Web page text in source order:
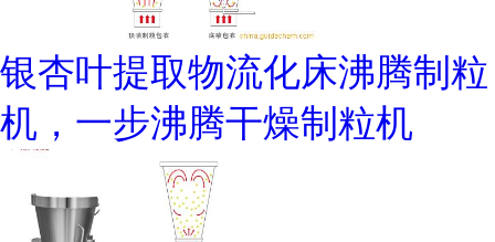
银杏叶提取物流化床沸腾制粒
机，一步沸腾干燥制粒机